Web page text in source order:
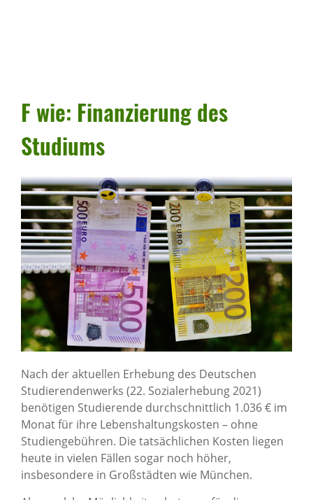
F wie: Finan­zie­rung des
Studiums
Nach der aktuellen Erhebung des Deutschen
Studierendenwerks (22. Sozialerhebung 2021)
benötigen Studierende durchschnittlich 1.036 € im
Monat für ihre Lebenshaltungskosten – ohne
Studiengebühren. Die tatsächlichen Kosten liegen
heute in vielen Fällen sogar noch höher,
insbesondere in Großstädten wie München.